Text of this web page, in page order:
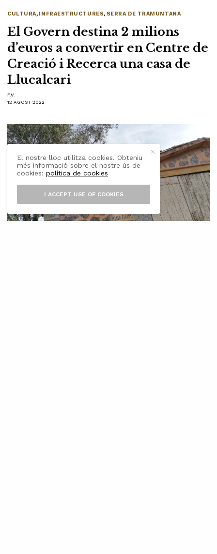
CULTURA, INFRAESTRUCTURES, SERRA DE TRAMUNTANA
El Govern destina 2 milions
d’euros a convertir en Centre de
Creació i Recerca una casa de
Llucalcari
F.V.
12 AGOST 2022
El nostre lloc utilitza cookies. Obteniu
més informació sobre el nostre ús de
cookies:política de cookies
I ACCEPT USE OF COOKIES